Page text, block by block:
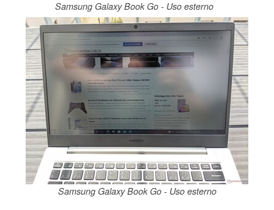
Samsung Galaxy Book Go - Uso esterno
Samsung Galaxy Book Go - Uso esterno